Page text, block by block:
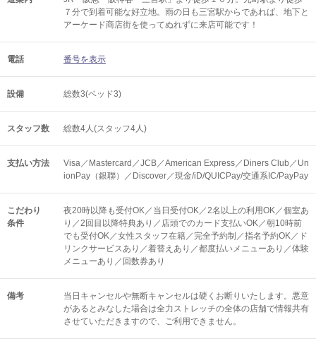
７分で到着可能な好立地。雨の日も三宮駅からであれば、地下と
アーケード商店街を使ってぬれずに来店可能です！
電話 番号を表示
設備 総数3(ベッド3)
スタッフ数 総数4人(スタッフ4人)
支払い方法
Visa／Mastercard／JCB／American Express／Diners Club／Un
ionPay（銀聯）／Discover／現金/iD/QUICPay/交通系IC/PayPay
こだわり
条件
夜20時以降も受付OK／当日受付OK／2名以上の利用OK／個室あ
り／2回目以降特典あり／店頭でのカード支払いOK／朝10時前
でも受付OK／女性スタッフ在籍／完全予約制／指名予約OK／ド
リンクサービスあり／着替えあり／都度払いメニューあり／体験
メニューあり／回数券あり
備考
当日キャンセルや無断キャンセルは硬くお断りいたします。悪意
があるとみなした場合は全力ストレッチの全体の店舗で情報共有
させていただきますので、ご利用できません。